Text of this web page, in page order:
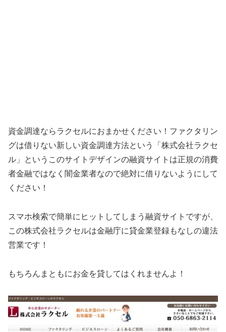
資金調達ならラクセルにおまかせください！ファクタリン
グは借りない新しい資金調達方法 という「 株式会社ラクセ
ル 」というこのサイトデザインの融資サイトは正規の消費
者金融ではなく闇金業者なので絶対に借りないようにして
ください！
スマホ検索で簡単にヒットしてしまう融資サイトですが、
この株式会社ラクセルは金融庁に貸金業登録もなしの違法
営業です！
もちろんまともにお金を貸してはくれませんよ！